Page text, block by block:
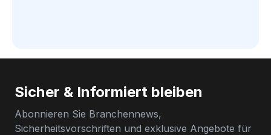
Sicher & Informiert bleiben
Abonnieren Sie Branchennews,
Sicherheitsvorschriften und exklusive Angebote für